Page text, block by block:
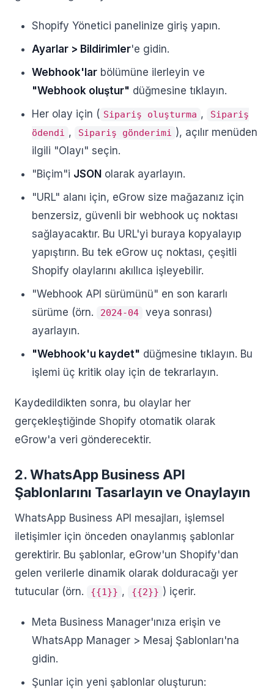
Shopify Yönetici panelinize giriş yapın.
Ayarlar > Bildirimler'e gidin.
Webhook'lar bölümüne ilerleyin ve
"Webhook oluştur" düğmesine tıklayın.
Her olay için ( Sipariş oluşturma ,
Sipariş
ödendi , Sipariş gönderimi ), açılır menüden
ilgili "Olayı" seçin.
"Biçim"i JSON olarak ayarlayın.
"URL" alanı için, eGrow size mağazanız için
benzersiz, güvenli bir webhook uç noktası
sağlayacaktır. Bu URL'yi buraya kopyalayıp
yapıştırın. Bu tek eGrow uç noktası, çeşitli
Shopify olaylarını akıllıca işleyebilir.
"Webhook API sürümünü" en son kararlı
sürüme (örn.
2024-04
veya sonrası)
ayarlayın.
"Webhook'u kaydet" düğmesine tıklayın. Bu
işlemi üç kritik olay için de tekrarlayın.
Kaydedildikten sonra, bu olaylar her
gerçekleştiğinde Shopify otomatik olarak
eGrow'a veri gönderecektir.
2. WhatsApp Business API
Şablonlarını Tasarlayın ve Onaylayın
WhatsApp Business API mesajları, işlemsel
iletişimler için önceden onaylanmış şablonlar
gerektirir. Bu şablonlar, eGrow'un Shopify'dan
gelen verilerle dinamik olarak dolduracağı yer
tutucular (örn.
{{1}} , {{2}} ) içerir.
Meta Business Manager'ınıza erişin ve
WhatsApp Manager > Mesaj Şablonları'na
gidin.
Şunlar için yeni şablonlar oluşturun: